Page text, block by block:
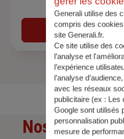
Devis assurance
Obtenir une
Nos offres
Generali utilise des
compris des
site Generali.fr.
Ce site utilise des
l’analyse et
l’expérience
l’analyse
avec les réseaux
publicitaire (ex : Les
Google sont utilisés
personnalisation
mesure de